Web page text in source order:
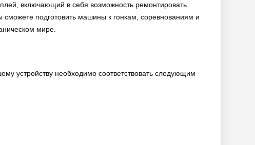
включающий в себя возможность ремонтировать
сможете подготовить машины к гонкам, соревнованиям и
мире.
устройству необходимо соответствовать следующим